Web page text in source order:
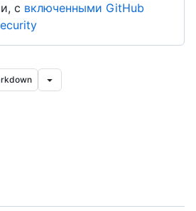
с включенными GitHub